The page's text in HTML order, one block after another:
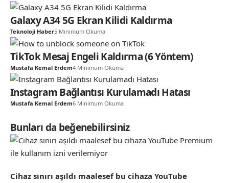
Galaxy A34 5G Ekran Kilidi Kaldırma
Teknoloji Haber5 Minimum Okuma
TikTok Mesaj Engeli Kaldırma (6 Yöntem)
Mustafa Kemal Erdem4 Minimum Okuma
Instagram Bağlantısı Kurulamadı Hatası
Mustafa Kemal Erdem6 Minimum Okuma
Bunları da beğenebilirsiniz
Cihaz sınırı aşıldı maalesef bu cihaza YouTube